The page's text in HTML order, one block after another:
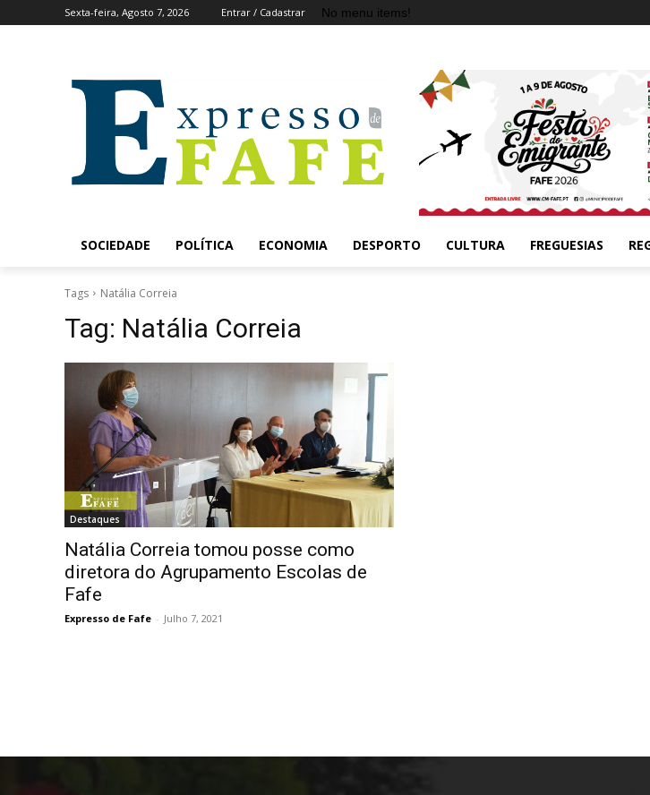
Sexta-feira, Agosto 7, 2026 Entrar / Cadastrar No menu items!
SOCIEDADE POLÍTICA ECONOMIA DESPORTO CULTURA FREGUESIAS
Tags Natália Correia
Tag: Natália Correia
Destaques
Natália Correia tomou posse como
diretora do Agrupamento Escolas de
Fafe
Expresso de Fafe - Julho 7, 2021